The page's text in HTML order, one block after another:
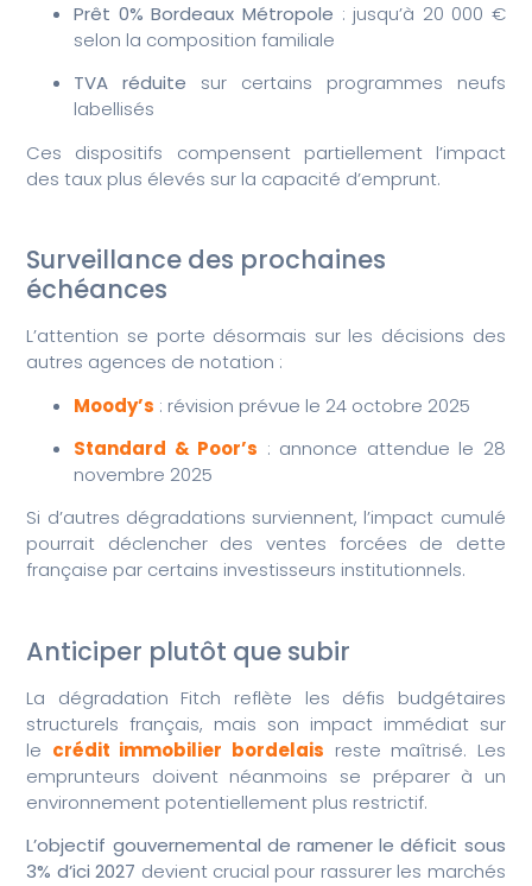
Prêt 0% Bordeaux Métropole : jusqu’à 20 000 €
selon la composition familiale
TVA réduite sur certains programmes neufs
labellisés
Ces dispositifs compensent partiellement l’impact
des taux plus élevés sur la capacité d’emprunt.
Surveillance des prochaines
échéances
L’attention se porte désormais sur les décisions des
autres agences de notation :
Moody’s : révision prévue le 24 octobre 2025
Standard & Poor’s : annonce attendue le 28
novembre 2025
Si d’autres dégradations surviennent, l’impact cumulé
pourrait déclencher des ventes forcées de dette
française par certains investisseurs institutionnels.
Anticiper plutôt que subir
La dégradation Fitch reflète les défis budgétaires
structurels français, mais son impact immédiat sur
le crédit immobilier bordelais reste maîtrisé. Les
emprunteurs doivent néanmoins se préparer à un
environnement potentiellement plus restrictif.
L’objectif gouvernemental de ramener le déficit sous
3% d’ici 2027 devient crucial pour rassurer les marchés